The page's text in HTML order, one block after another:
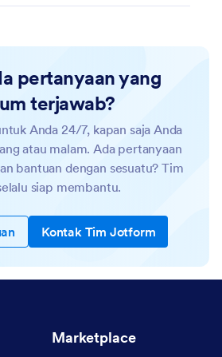
pertanyaan yang
terjawab?
Anda 24/7, kapan saja Anda
atau malam. Ada pertanyaan
bantuan dengan sesuatu? Tim
siap membantu.
Kontak Tim Jotform
Marketplace